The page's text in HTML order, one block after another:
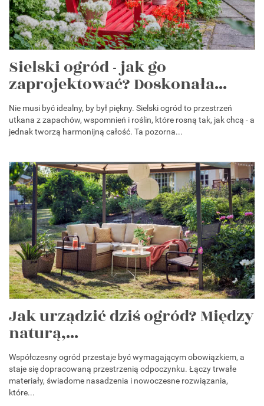
Sielski ogród - jak go
zaprojektować? Doskonała...
Nie musi być idealny, by był piękny. Sielski ogród to przestrzeń
utkana z zapachów, wspomnień i roślin, które rosną tak, jak chcą - a
jednak tworzą harmonijną całość. Ta pozorna...
Jak urządzić dziś ogród? Między
naturą,...
Współczesny ogród przestaje być wymagającym obowiązkiem, a
staje się dopracowaną przestrzenią odpoczynku. Łączy trwałe
materiały, świadome nasadzenia i nowoczesne rozwiązania,
które...